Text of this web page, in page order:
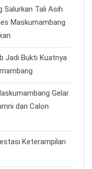
Salurkan Tali Asih
Maskumambang
Jadi Bukti Kuatnya
Gelar
dan Calon
Keterampilan